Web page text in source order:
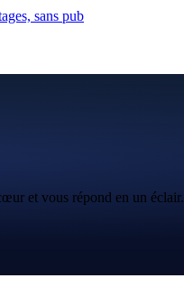
sans pub
et vous répond en un éclair.